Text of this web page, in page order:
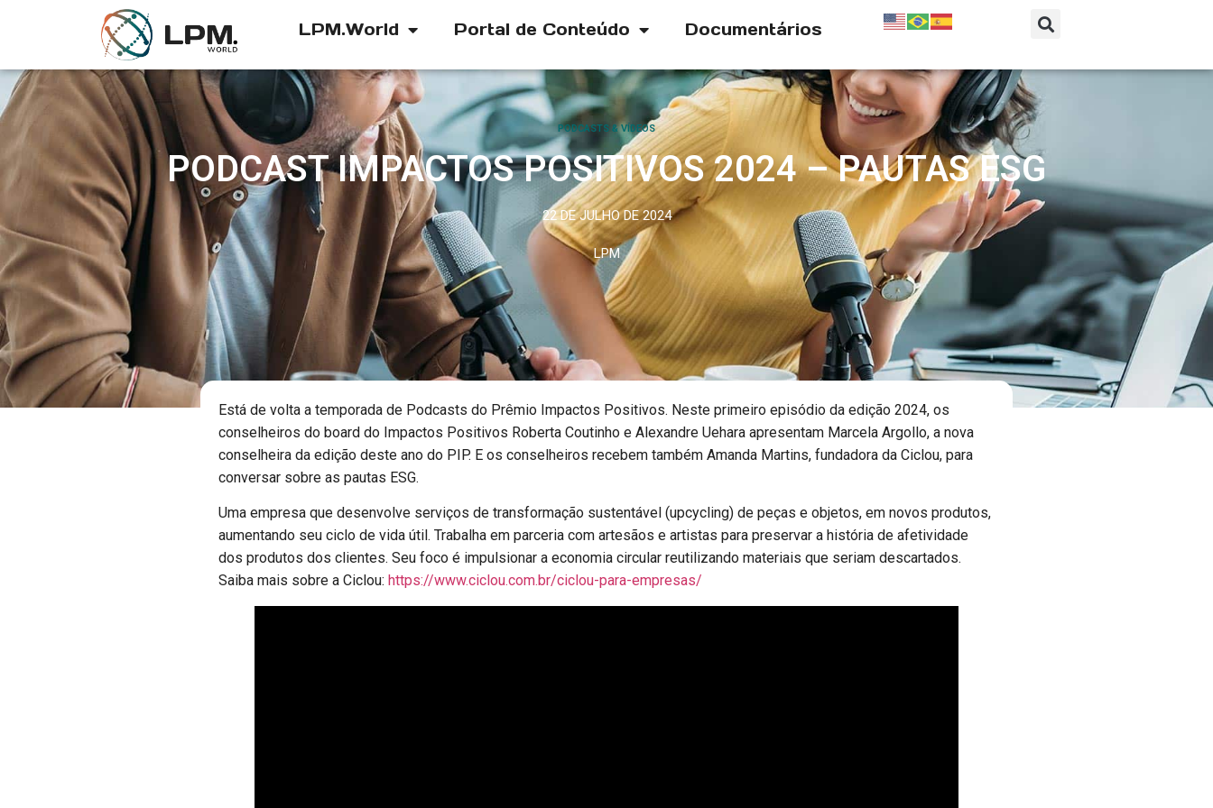
LPM.World Portal de Conteúdo Documentários
PODCASTS & VÍDEOS
PODCAST IMPACTOS POSITIVOS 2024 – PAUTAS ESG
22 DE JULHO DE 2024
LPM
Está de volta a temporada de Podcasts do Prêmio Impactos Positivos. Neste primeiro episódio da edição 2024, os
conselheiros do board do Impactos Positivos Roberta Coutinho e Alexandre Uehara apresentam Marcela Argollo, a nova
conselheira da edição deste ano do PIP. E os conselheiros recebem também Amanda Martins, fundadora da Ciclou, para
conversar sobre as pautas ESG.
Uma empresa que desenvolve serviços de transformação sustentável (upcycling) de peças e objetos, em novos produtos,
aumentando seu ciclo de vida útil. Trabalha em parceria com artesãos e artistas para preservar a história de afetividade
dos produtos dos clientes. Seu foco é impulsionar a economia circular reutilizando materiais que seriam descartados.
Saiba mais sobre a Ciclou: https://www.ciclou.com.br/ciclou-para-empresas/